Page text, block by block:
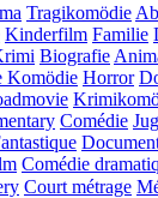
Tragikomödie
Kinderfilm Familie
Biografie
Komödie Horror
Comédie
Comédie
Court métrage